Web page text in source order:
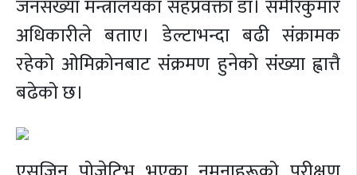
जनसंख्या मन्त्रालयका सहप्रवक्ता डा। समीरकुमार
अधिकारीले बताए। डेल्टाभन्दा बढी संक्रामक
रहेको ओमिक्रोनबाट संक्रमण हुनेको संख्या ह्वात्तै
बढेको छ। ​